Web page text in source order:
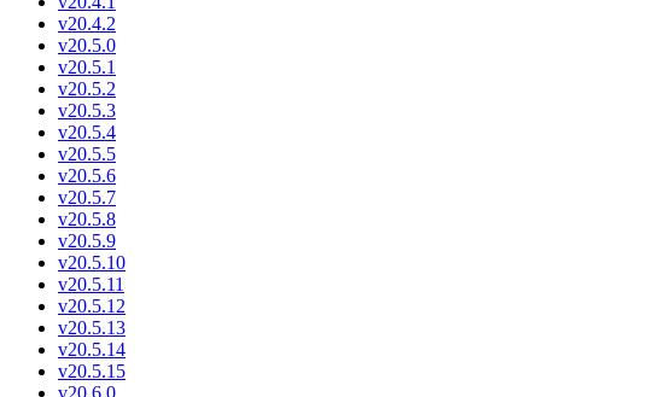
v20.4.2
v20.5.0
v20.5.1
v20.5.2
v20.5.3
v20.5.4
v20.5.5
v20.5.6
v20.5.7
v20.5.8
v20.5.9
v20.5.10
v20.5.11
v20.5.12
v20.5.13
v20.5.14
v20.5.15
v20.6.0